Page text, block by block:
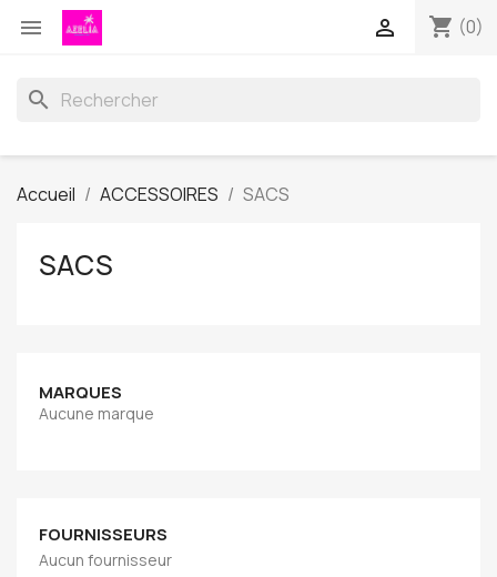
 shopping_cart (0)

search
Accueil ACCESSOIRES SACS
SACS
MARQUES
Aucune marque
FOURNISSEURS
Aucun fournisseur